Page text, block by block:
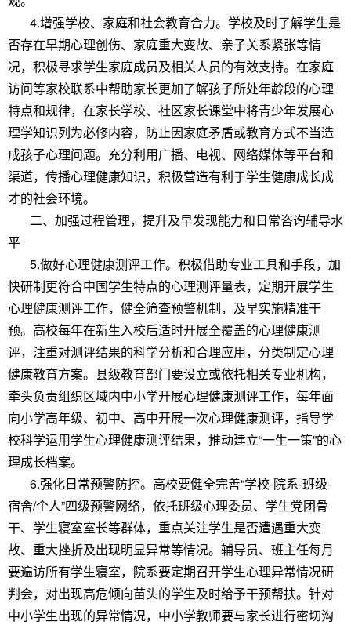
4.增强学校、家庭和社会教育合力。学校及时了解学生是
否存在早期心理创伤、家庭重大变故、亲子关系紧张等情
况，积极寻求学生家庭成员及相关人员的有效支持。在家庭
访问等家校联系中帮助家长更加了解孩子所处年龄段的心理
特点和规律，在家长学校、社区家长课堂中将青少年发展心
理学知识列为必修内容，防止因家庭矛盾或教育方式不当造
成孩子心理问题。充分利用广播、电视、网络媒体等平台和
渠道，传播心理健康知识，积极营造有利于学生健康成长成
才的社会环境。
二、加强过程管理，提升及早发现能力和日常咨询辅导水
平
5.做好心理健康测评工作。积极借助专业工具和手段，加
快研制更符合中国学生特点的心理测评量表，定期开展学生
心理健康测评工作，健全筛查预警机制，及早实施精准干
预。高校每年在新生入校后适时开展全覆盖的心理健康测
评，注重对测评结果的科学分析和合理应用，分类制定心理
健康教育方案。县级教育部门要设立或依托相关专业机构，
牵头负责组织区域内中小学开展心理健康测评工作，每年面
向小学高年级、初中、高中开展一次心理健康测评，指导学
校科学运用学生心理健康测评结果，推动建立“一生一策”的心
理成长档案。
6.强化日常预警防控。高校要健全完善“学校-院系-班级-
宿舍/个人”四级预警网络，依托班级心理委员、学生党团骨
干、学生寝室室长等群体，重点关注学生是否遭遇重大变
故、重大挫折及出现明显异常等情况。辅导员、班主任每月
要遍访所有学生寝室，院系要定期召开学生心理异常情况研
判会，对出现高危倾向苗头的学生及时给予干预帮扶。针对
中小学生出现的异常情况，中小学教师要与家长进行密切沟